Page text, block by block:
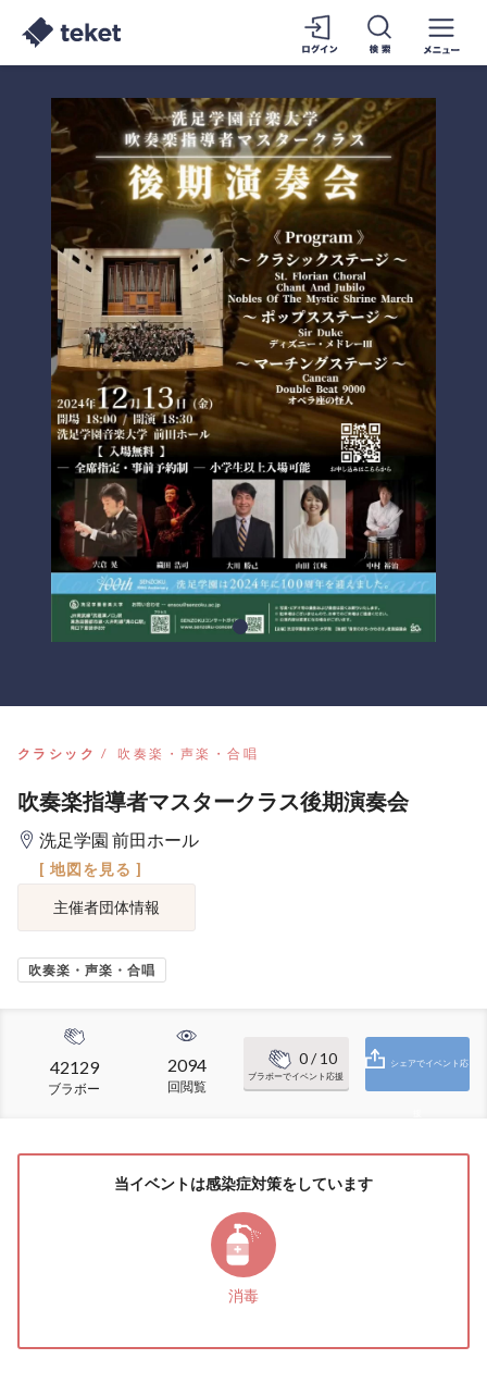
クラシック 吹奏楽・声楽・合唱
吹奏楽指導者マスタークラス後期演奏会
洗足学園 前田ホール
[ 地図を見る ]
主催者団体情報
吹奏楽・声楽・合唱
42129
ブラボー
2094
回閲覧
0/ 10
ブラボーでイベント応援
シェアでイベント応
当イベントは感染症対策をしています
消毒